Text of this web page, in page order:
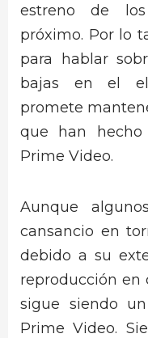
estreno de
próximo. Por lo
para hablar
bajas en el
promete
que han
Prime Video.
Aunque
cansancio en
debido a su
reproducción en
sigue siendo
Prime Video.